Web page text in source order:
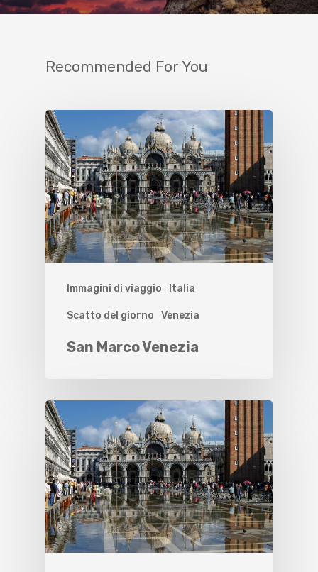
Recommended For You
Immagini di viaggio Italia
Scatto del giorno Venezia
San Marco Venezia